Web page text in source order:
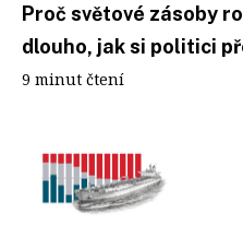
Proč světové zásoby
dlouho, jak si politici
9 minut čtení